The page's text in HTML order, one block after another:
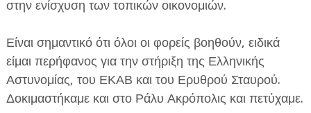
στην ενίσχυση των τοπικών οικονομιών.
Είναι σημαντικό ότι όλοι οι φορείς βοηθούν, ειδικά
είμαι περήφανος για την στήριξη της Ελληνικής
Αστυνομίας, του ΕΚΑΒ και του Ερυθρού Σταυρού.
Δοκιμαστήκαμε και στο Ράλυ Ακρόπολις και πετύχαμε.